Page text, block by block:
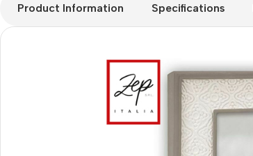
Product Information Specifications